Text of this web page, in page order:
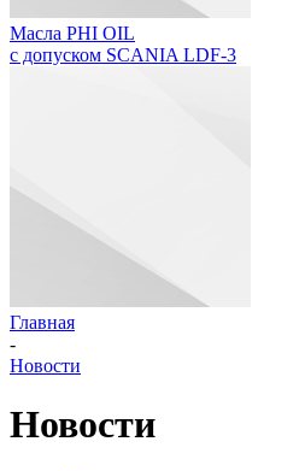
Масла PHI OIL
с допуском SCANIA LDF-3
Главная
-
Новости
Новости